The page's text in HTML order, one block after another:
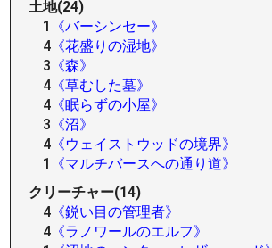
土地(24)
1
《バーシンセー》
4 《花盛りの湿地》
3 《森》
4 《草むした墓》
4 《眠らずの小屋》
3 《沼》
4 《ウェイストウッドの境界》
1
《マルチバースへの通り道》
クリーチャー(14)
4 《鋭い目の管理者》
4 《ラノワールのエルフ》